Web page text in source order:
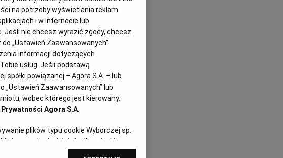
10.12.2024
na potrzeby wyświetlania reklam
i w Internecie lub
Jeśli nie chcesz wyrazić zgody, chcesz
„Ustawień Zaawansowanych”.
informacji dotyczących
usług. Jeśli podstawą
powiązanej – Agora S.A. – lub
Zaawansowanych” lub
wobec którego jest kierowany.
Agora S.A.
plików typu cookie Wyborczej sp.
też w każdej chwili zmienić
Twoimi preferencjami dot.